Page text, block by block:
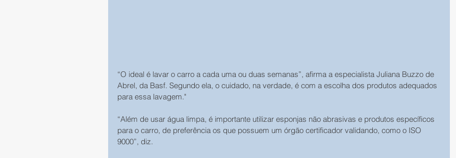
“O ideal é lavar o carro a cada uma ou duas semanas”, afirma a especialista Juliana Buzzo de
Abrel, da Basf. Segundo ela, o cuidado, na verdade, é com a escolha dos produtos adequados
para essa lavagem."
“Além de usar água limpa, é importante utilizar esponjas não abrasivas e produtos específicos
para o carro, de preferência os que possuem um órgão certificador validando, como o ISO
9000”, diz.